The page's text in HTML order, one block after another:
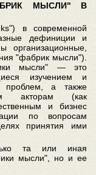
МЫСЛИ" В
в современной
дефиниции и
организационные,
"фабрик мысли").
мысли" — это
изучением и
проблем, а также
акторам (как
и бизнес
по вопросам
принятия ими
та или иная
мысли", но и ее